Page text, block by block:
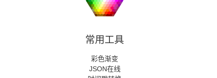
常用工具
彩色渐变
JSON在线